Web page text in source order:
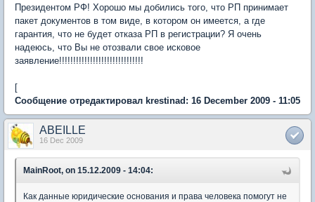
Президентом РФ! Хорошо мы добились того, что РП принимает
пакет документов в том виде, в котором он имеется, а где
гарантия, что не будет отказа РП в регистрации? Я очень
надеюсь, что Вы не отозвали свое исковое
заявление!!!!!!!!!!!!!!!!!!!!!!!!!!!!!!
[
Сообщение отредактировал krestinad: 16 December 2009 - 11:05
ABEILLE
16 Dec 2009
MainRoot, on 15.12.2009 - 14:04:
Как данные юридические основания и права человека помогут не